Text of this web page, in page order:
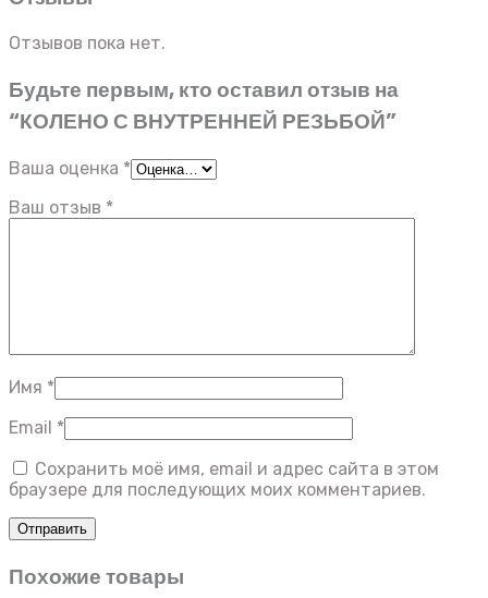
Отзывов пока нет.
Будьте первым, кто оставил отзыв на
“КОЛЕНО С ВНУТРЕННЕЙ РЕЗЬБОЙ”
Ваша оценка *
Ваш отзыв *
Имя *
Email *
Сохранить моё имя, email и адрес сайта в этом
браузере для последующих моих комментариев.
Похожие товары